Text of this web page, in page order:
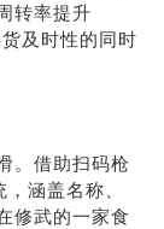
转率提升
及时性的同时
。借助扫码枪
涵盖名称、
修武的一家食